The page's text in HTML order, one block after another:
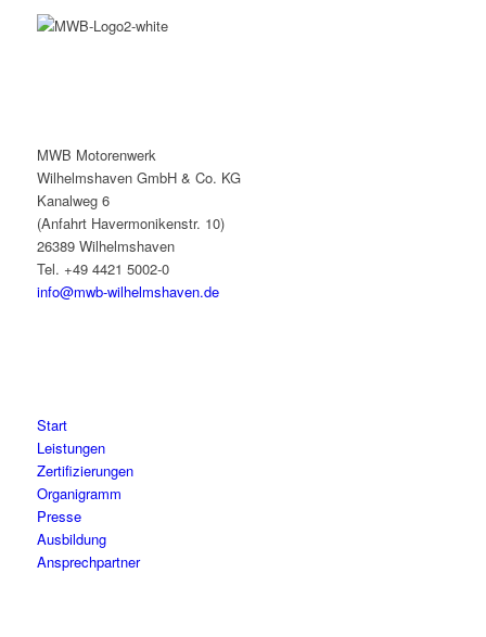
MWB Motorenwerk
Wilhelmshaven GmbH & Co. KG
Kanalweg 6
(Anfahrt Havermonikenstr. 10)
26389 Wilhelmshaven
Tel. +49 4421 5002-0
info@mwb-wilhelmshaven.de
Start
Leistungen
Zertifizierungen
Organigramm
Presse
Ausbildung
Ansprechpartner